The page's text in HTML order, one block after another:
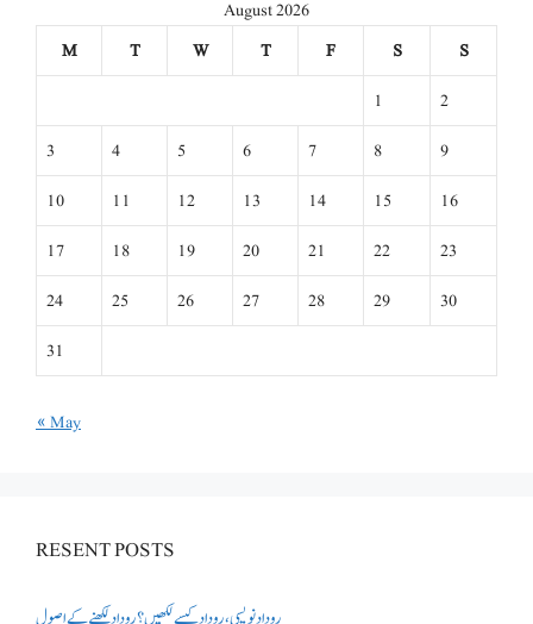
August 2026
M
T W T F S
S
1
2
3
4 5 6 7 8
9
10
11 12 13 14 15
16
17
18 19 20 21 22
23
24
25 26 27 28 29
30
31
« May
RESENT POSTS
روداد نویسی ،روداد کیسے لکھیں؟ روداد لکھنے کے اصول